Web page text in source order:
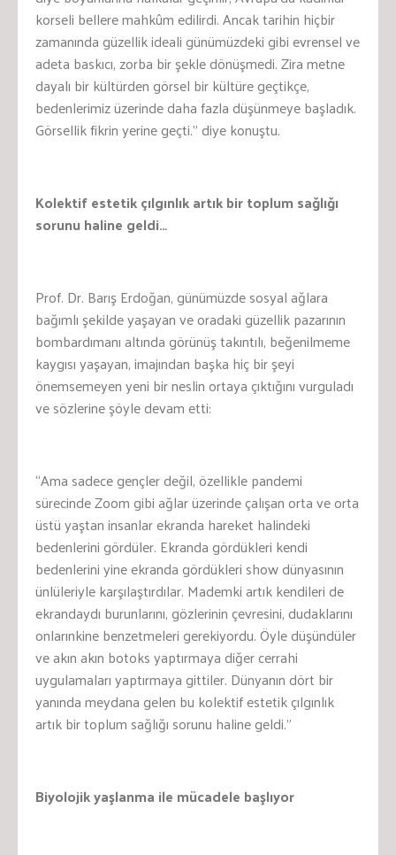
korseli bellere mahkûm edilirdi. Ancak tarihin hiçbir
zamanında güzellik ideali günümüzdeki gibi evrensel ve
adeta baskıcı, zorba bir şekle dönüşmedi. Zira metne
dayalı bir kültürden görsel bir kültüre geçtikçe,
bedenlerimiz üzerinde daha fazla düşünmeye başladık.
Görsellik fikrin yerine geçti.” diye konuştu.
Kolektif estetik çılgınlık artık bir toplum sağlığı
sorunu haline geldi…
Prof. Dr. Barış Erdoğan, günümüzde sosyal ağlara
bağımlı şekilde yaşayan ve oradaki güzellik pazarının
bombardımanı altında görünüş takıntılı, beğenilmeme
kaygısı yaşayan, imajından başka hiç bir şeyi
önemsemeyen yeni bir neslin ortaya çıktığını vurguladı
ve sözlerine şöyle devam etti:
“Ama sadece gençler değil, özellikle pandemi
sürecinde Zoom gibi ağlar üzerinde çalışan orta ve orta
üstü yaştan insanlar ekranda hareket halindeki
bedenlerini gördüler. Ekranda gördükleri kendi
bedenlerini yine ekranda gördükleri show dünyasının
ünlüleriyle karşılaştırdılar. Mademki artık kendileri de
ekrandaydı burunlarını, gözlerinin çevresini, dudaklarını
onlarınkine benzetmeleri gerekiyordu. Öyle düşündüler
ve akın akın botoks yaptırmaya diğer cerrahi
uygulamaları yaptırmaya gittiler. Dünyanın dört bir
yanında meydana gelen bu kolektif estetik çılgınlık
artık bir toplum sağlığı sorunu haline geldi.”
Biyolojik yaşlanma ile mücadele başlıyor